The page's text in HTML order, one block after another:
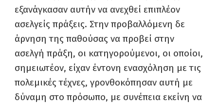
εξανάγκασαν αυτήν να ανεχθεί επιπλέον
ασελγείς πράξεις. Στην προβαλλόμενη δε
άρνηση της παθούσας να προβεί στην
ασελγή πράξη, οι κατηγορούμενοι, οι οποίοι,
σημειωτέον, είχαν έντονη ενασχόληση με τις
πολεμικές τέχνες, γρονθοκόπησαν αυτή με
δύναμη στο πρόσωπο, με συνέπεια εκείνη να